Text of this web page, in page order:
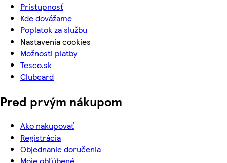
Prístupnosť
Kde dovážame
Poplatok za službu
Nastavenia cookies
Možnosti platby
Tesco.sk
Clubcard
Pred prvým nákupom
Ako nakupovať
Registrácia
Objednanie doručenia